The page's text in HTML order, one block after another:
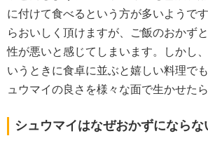
に付けて食べるという方が多いようで
らおいしく頂けますが、ご飯のおかず
性が悪いと感じてしまいます。しかし
いうときに食卓に並ぶと嬉しい料理で
ュウマイの良さを様々な面で生かせた
シュウマイはなぜおかずにならな